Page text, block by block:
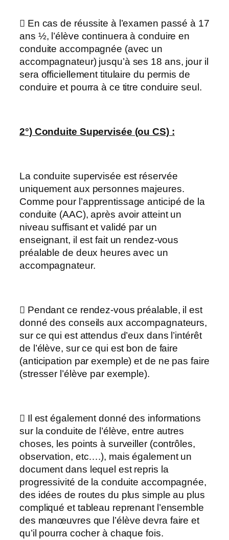
 En cas de réussite à l’examen passé à 17
ans ½, l’élève continuera à conduire en
conduite accompagnée (avec un
accompagnateur) jusqu’à ses 18 ans, jour il
sera officiellement titulaire du permis de
conduire et pourra à ce titre conduire seul.
2°) Conduite Supervisée (ou CS) :
La conduite supervisée est réservée
uniquement aux personnes majeures.
Comme pour l’apprentissage anticipé de la
conduite (AAC), après avoir atteint un
niveau suffisant et validé par un
enseignant, il est fait un rendez-vous
préalable de deux heures avec un
accompagnateur.
 Pendant ce rendez-vous préalable, il est
donné des conseils aux accompagnateurs,
sur ce qui est attendus d’eux dans l’intérêt
de l’élève, sur ce qui est bon de faire
(anticipation par exemple) et de ne pas faire
(stresser l’élève par exemple).
 Il est également donné des informations
sur la conduite de l’élève, entre autres
choses, les points à surveiller (contrôles,
observation, etc….), mais également un
document dans lequel est repris la
progressivité de la conduite accompagnée,
des idées de routes du plus simple au plus
compliqué et tableau reprenant l’ensemble
des manœuvres que l’élève devra faire et
qu’il pourra cocher à chaque fois.